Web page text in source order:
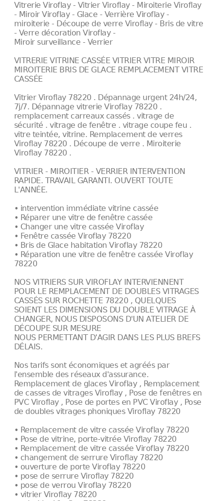
Vitrerie Viroflay - Vitrier Viroflay - Miroiterie Viroflay
- Miroir Viroflay - Glace - Verrière Viroflay -
miroiterie - Découpe de verre Viroflay - Bris de vitre
- Verre décoration Viroflay -
Miroir surveillance - Verrier
VITRERIE VITRINE CASSÉE VITRIER VITRE MIROIR
MIROITERIE BRIS DE GLACE REMPLACEMENT VITRE
CASSÉE
Vitrier Viroflay 78220 . Dépannage urgent 24h/24,
7j/7. Dépannage vitrerie Viroflay 78220 .
remplacement carreaux cassés . vitrage de
sécurité . vitrage de fenêtre . vitrage coupe feu .
vitre teintée, vitrine. Remplacement de verres
Viroflay 78220 . Découpe de verre . Miroiterie
Viroflay 78220 .
VITRIER - MIROITIER - VERRIER INTERVENTION
RAPIDE. TRAVAIL GARANTI. OUVERT TOUTE
L'ANNÉE.
• intervention immédiate vitrine cassée
• Réparer une vitre de fenêtre cassée
• Changer une vitre cassée Viroflay
• Fenêtre cassée Viroflay 78220
• Bris de Glace habitation Viroflay 78220
• Réparation une vitre de fenêtre cassée Viroflay
78220
NOS VITRIERS SUR VIROFLAY INTERVIENNENT
POUR LE REMPLACEMENT DE DOUBLES VITRAGES
CASSÉS SUR ROCHETTE 78220 , QUELQUES
SOIENT LES DIMENSIONS DU DOUBLE VITRAGE À
CHANGER, NOUS DISPOSONS D'UN ATELIER DE
DÉCOUPE SUR MESURE
NOUS PERMETTANT D'AGIR DANS LES PLUS BREFS
DÉLAIS.
Nos tarifs sont économiques et agréés par
l'ensemble des réseaux d'assurance.
Remplacement de glaces Viroflay , Remplacement
de casses de vitrages Viroflay , Pose de fenêtres en
PVC Viroflay , Pose de portes en PVC Viroflay , Pose
de doubles vitrages phoniques Viroflay 78220
• Remplacement de vitre cassée Viroflay 78220
• Pose de vitrine, porte-vitrée Viroflay 78220
• Remplacement de vitre cassée Viroflay 78220
• changement de serrure Viroflay 78220
• ouverture de porte Viroflay 78220
• pose de serrure Viroflay 78220
• pose de verrou Viroflay 78220
• vitrier Viroflay 78220